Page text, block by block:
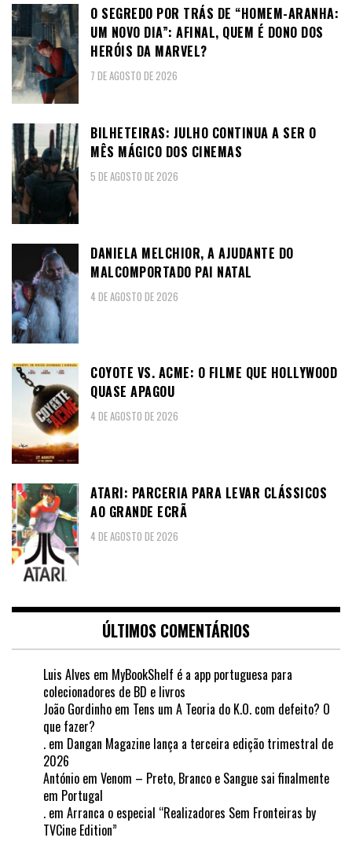
O SEGREDO POR TRÁS DE “HOMEM-ARANHA:
UM NOVO DIA”: AFINAL, QUEM É DONO DOS
HERÓIS DA MARVEL?
7 DE AGOSTO DE 2026
BILHETEIRAS: JULHO CONTINUA A SER O
MÊS MÁGICO DOS CINEMAS
5 DE AGOSTO DE 2026
DANIELA MELCHIOR, A AJUDANTE DO
MALCOMPORTADO PAI NATAL
4 DE AGOSTO DE 2026
COYOTE VS. ACME: O FILME QUE HOLLYWOOD
QUASE APAGOU
4 DE AGOSTO DE 2026
ATARI: PARCERIA PARA LEVAR CLÁSSICOS
AO GRANDE ECRÃ
4 DE AGOSTO DE 2026
ÚLTIMOS COMENTÁRIOS
Luis Alves em MyBookShelf é a app portuguesa para
colecionadores de BD e livros
João Gordinho em Tens um A Teoria do K.O. com defeito? O
que fazer?
. em Dangan Magazine lança a terceira edição trimestral de
2026
António em Venom – Preto, Branco e Sangue sai finalmente
em Portugal
. em Arranca o especial “Realizadores Sem Fronteiras by
TVCine Edition”